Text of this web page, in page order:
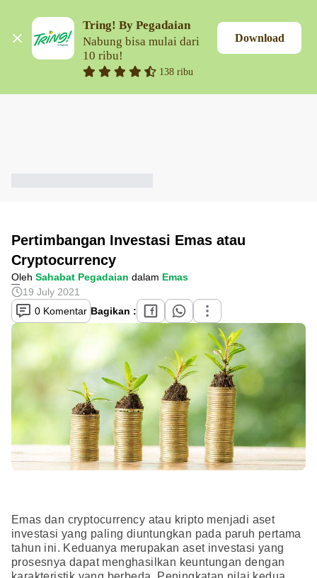
Tring! By Pegadaian
Nabung bisa mulai dari
10 ribu!
138 ribu
Download
Pertimbangan Investasi Emas atau
Cryptocurrency
Oleh Sahabat Pegadaian dalam Emas
19 July 2021
0 Komentar Bagikan :
Emas dan cryptocurrency atau kripto menjadi aset
investasi yang paling diuntungkan pada paruh pertama
tahun ini. Keduanya merupakan aset investasi yang
prosesnya dapat menghasilkan keuntungan dengan